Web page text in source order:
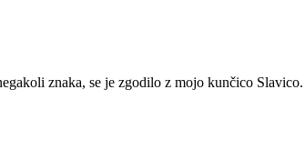
znaka, se je zgodilo z mojo kunčico Slavico.